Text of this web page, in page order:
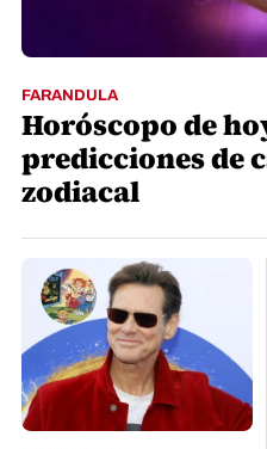
FARANDULA
Horóscopo de
predicciones de
zodiacal